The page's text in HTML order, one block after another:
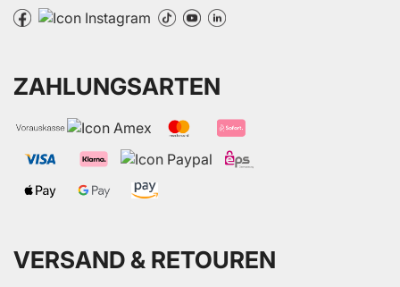
ZAHLUNGSARTEN
VERSAND & RETOUREN